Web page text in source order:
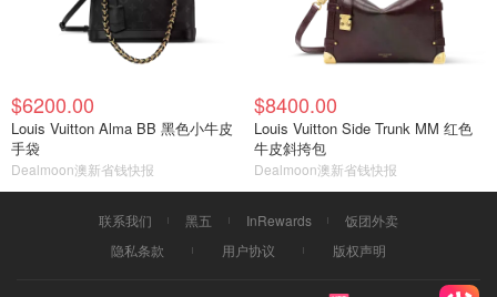
$6200.00
Louis Vuitton Alma BB 黑色小牛皮
手袋
Dealmoon澳新省钱快报
$8400.00
Louis Vuitton Side Trunk MM 红色
牛皮斜挎包
Dealmoon澳新省钱快报
联系我们 黑五 InRewards
饭团外卖
隐私条款
用户协议 版权声明